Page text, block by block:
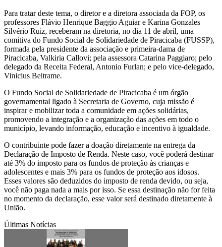
Para tratar deste tema, o diretor e a diretora associada da FOP, os
professores Flávio Henrique Baggio Aguiar e Karina Gonzales
Silvério Ruiz, receberam na diretoria, no dia 11 de abril, uma
comitiva do Fundo Social de Solidariedade de Piracicaba (FUSSP),
formada pela presidente da associação e primeira-dama de
Piracicaba, Valkiria Callovi; pela assessora Catarina Paggiaro; pelo
delegado da Receita Federal, Antonio Furlan; e pelo vice-delegado,
Vinicius Beltrame.
O Fundo Social de Solidariedade de Piracicaba é um órgão
governamental ligado à Secretaria de Governo, cuja missão é
inspirar e mobilizar toda a comunidade em ações solidárias,
promovendo a integração e a organização das ações em todo o
município, levando informação, educação e incentivo à igualdade.
O contribuinte pode fazer a doação diretamente na entrega da
Declaração de Imposto de Renda. Neste caso, você poderá destinar
até 3% do imposto para os fundos de proteção às crianças e
adolescentes e mais 3% para os fundos de proteção aos idosos.
Esses valores são deduzidos do imposto de renda devido, ou seja,
você não paga nada a mais por isso. Se essa destinação não for feita
no momento da declaração, esse valor será destinado diretamente à
União.
Últimas Notícias